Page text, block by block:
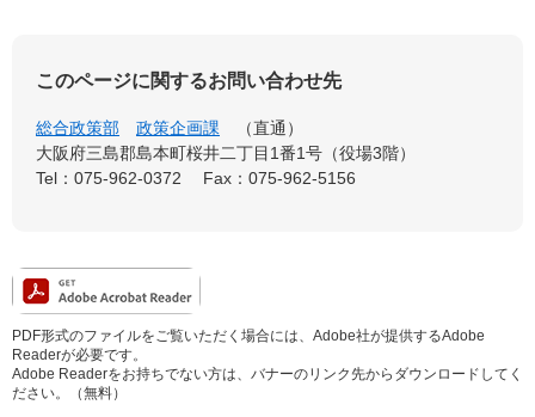
このページに関するお問い合わせ先
総合政策部 政策企画課
直通
大阪府三島郡島本町桜井二丁目1番1号（役場3階）
Tel：075-962-0372
Fax：075-962-5156
PDF形式のファイルをご覧いただく場合には、Adobe社が提供するAdobe
Readerが必要です。
Adobe Readerをお持ちでない方は、バナーのリンク先からダウンロードしてく
ださい。（無料）